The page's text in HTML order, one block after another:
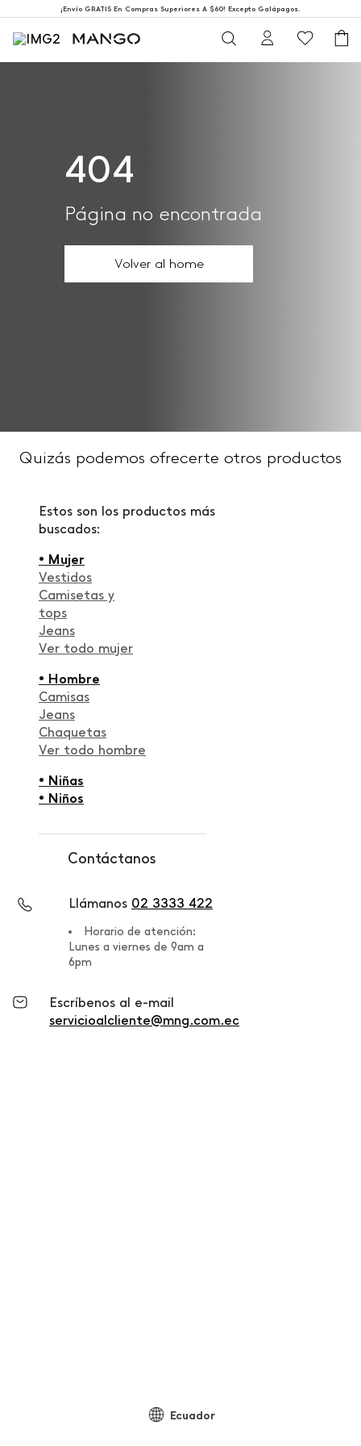
¡Envío GRATIS En Compras Superiores A $60! Excepto Galápagos.
404
Página no encontrada
Volver al home
Quizás podemos ofrecerte otros productos
Estos son los productos más
buscados:
• Mujer
Vestidos
Camisetas y
tops
Jeans
Ver todo mujer
• Hombre
Camisas
Jeans
Chaquetas
Ver todo hombre
• Niñas
• Niños
Contáctanos
Llámanos 02 3333 422
Horario de atención:
Lunes a viernes de 9am a
6pm
Escríbenos al e-mail
servicioalcliente@mng.com.ec
Ecuador